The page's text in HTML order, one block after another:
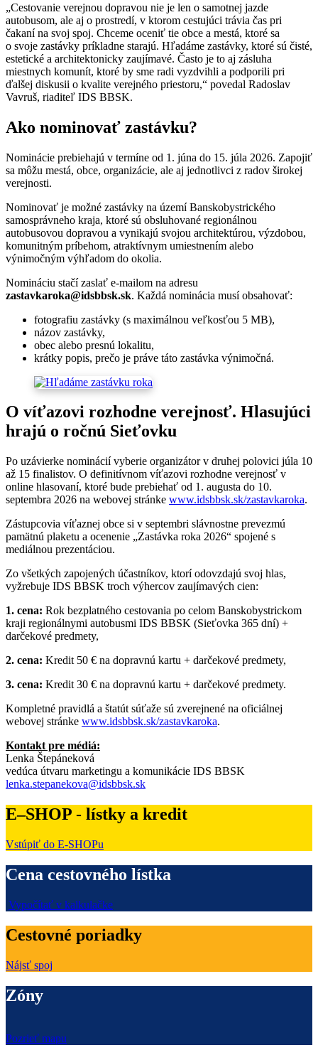
„Cestovanie verejnou dopravou nie je len o samotnej jazde
autobusom, ale aj o prostredí, v ktorom cestujúci trávia čas pri
čakaní na svoj spoj. Chceme oceniť tie obce a mestá, ktoré sa
o svoje zastávky príkladne starajú. Hľadáme zastávky, ktoré sú čisté,
estetické a architektonicky zaujímavé. Často je to aj zásluha
miestnych komunít, ktoré by sme radi vyzdvihli a podporili pri
ďalšej diskusii o kvalite verejného priestoru,“ povedal Radoslav
Vavruš, riaditeľ IDS BBSK.
Ako nominovať zastávku?
Nominácie prebiehajú v termíne od 1. júna do 15. júla 2026. Zapojiť
sa môžu mestá, obce, organizácie, ale aj jednotlivci z radov širokej
verejnosti.
Nominovať je možné zastávky na území Banskobystrického
samosprávneho kraja, ktoré sú obsluhované regionálnou
autobusovou dopravou a vynikajú svojou architektúrou, výzdobou,
komunitným príbehom, atraktívnym umiestnením alebo
výnimočným výhľadom do okolia.
Nomináciu stačí zaslať e-mailom na adresu
zastavkaroka@idsbbsk.sk. Každá nominácia musí obsahovať:
fotografiu zastávky (s maximálnou veľkosťou 5 MB),
názov zastávky,
obec alebo presnú lokalitu,
krátky popis, prečo je práve táto zastávka výnimočná.
O víťazovi rozhodne verejnosť. Hlasujúci
hrajú o ročnú Sieťovku
Po uzávierke nominácií vyberie organizátor v druhej polovici júla 10
až 15 finalistov. O definitívnom víťazovi rozhodne verejnosť v
online hlasovaní, ktoré bude prebiehať od 1. augusta do 10.
septembra 2026 na webovej stránke www.idsbbsk.sk/zastavkaroka.
Zástupcovia víťaznej obce si v septembri slávnostne prevezmú
pamätnú plaketu a ocenenie „Zastávka roka 2026“ spojené s
mediálnou prezentáciou.
Zo všetkých zapojených účastníkov, ktorí odovzdajú svoj hlas,
vyžrebuje IDS BBSK troch výhercov zaujímavých cien:
1. cena: Rok bezplatného cestovania po celom Banskobystrickom
kraji regionálnymi autobusmi IDS BBSK (Sieťovka 365 dní) +
darčekové predmety,
2. cena: Kredit 50 € na dopravnú kartu + darčekové predmety,
3. cena: Kredit 30 € na dopravnú kartu + darčekové predmety.
Kompletné pravidlá a štatút súťaže sú zverejnené na oficiálnej
webovej stránke www.idsbbsk.sk/zastavkaroka.
Kontakt pre médiá:
Lenka Štepáneková
vedúca útvaru marketingu a komunikácie IDS BBSK
lenka.stepanekova@idsbbsk.sk
E–SHOP - lístky a kredit
Vstúpiť do E-SHOPu
Cena cestovného lístka
Vypočítať v kalkulačke
Cestovné poriadky
Nájsť spoj
Zóny
Pozrieť mapu